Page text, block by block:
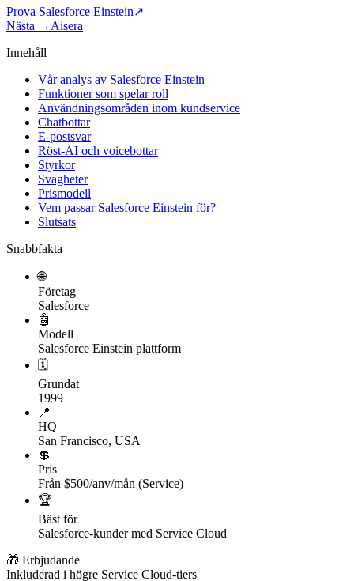
Prova Salesforce Einstein↗
Nästa → Aisera
Innehåll
Vår analys av Salesforce Einstein
Funktioner som spelar roll
Användningsområden inom kundservice
Chatbottar
E-postsvar
Röst-AI och voicebottar
Styrkor
Svagheter
Prismodell
Vem passar Salesforce Einstein för?
Slutsats
Snabbfakta
🌐
Företag
Salesforce
🤖
Modell
Salesforce Einstein plattform
🗓
Grundat
1999
📍
HQ
San Francisco, USA
💲
Pris
Från $500/anv/mån (Service)
🏆
Bäst för
Salesforce-kunder med Service Cloud
🎁 Erbjudande
Inkluderad i högre Service Cloud-tiers